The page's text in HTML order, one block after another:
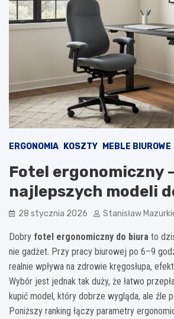
ERGONOMIA KOSZTY MEBLE BIUROWE
Fotel ergonomiczny
najlepszych modeli
28 stycznia 2026 Stanisław
Dobry fotel ergonomiczny do biura to
nie gadżet. Przy pracy biurowej po 6–9
realnie wpływa na zdrowie kręgosłupa,
Wybór jest jednak tak duży, że łatwo
kupić model, który dobrze wygląda, ale źle
Poniższy ranking łączy parametry